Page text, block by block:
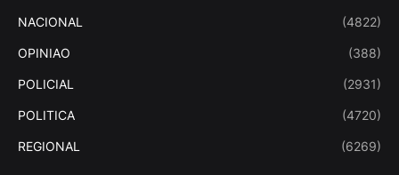
NACIONAL (4822)
OPINIAO (388)
POLICIAL (2931)
POLITICA (4720)
REGIONAL (6269)